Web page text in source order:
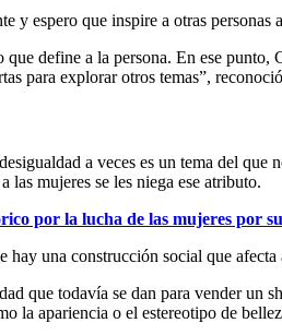
y espero que inspire a otras
define a la persona. En ese
para explorar otros temas”,
a veces es un tema del
las mujeres se les niega ese atributo.
por la lucha de las mujeres por
hay una construcción social que
que todavía se dan para vender un
la apariencia o el estereotipo de